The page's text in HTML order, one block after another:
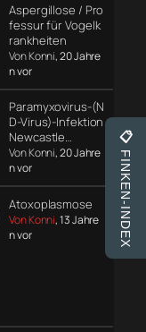
Aspergillose / Pro
fessur für Vogelk
rankheiten
Von Konni, 20 Jahre
n vor
Paramyxovirus-(N
D-Virus)-Infektion
Newcastle…
Von Konni, 20 Jahre
n vor
Atoxoplasmose
Von Konni, 13 Jahre
n vor
📋
FINKEN-INDEX